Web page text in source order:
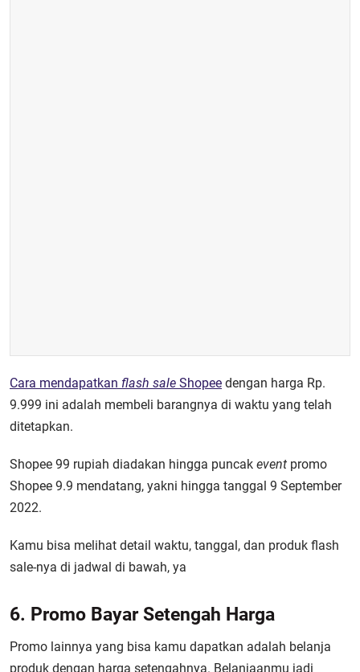
Cara mendapatkan flash sale Shopee dengan harga Rp.
9.999 ini adalah membeli barangnya di waktu yang telah
ditetapkan.
Shopee 99 rupiah diadakan hingga puncak event promo
Shopee 9.9 mendatang, yakni hingga tanggal 9 September
2022.
Kamu bisa melihat detail waktu, tanggal, dan produk flash
sale-nya di jadwal di bawah, ya
6. Promo Bayar Setengah Harga
Promo lainnya yang bisa kamu dapatkan adalah belanja
produk dengan harga setengahnya. Belanjaanmu jadi